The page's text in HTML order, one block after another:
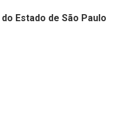
Estado de São Paulo